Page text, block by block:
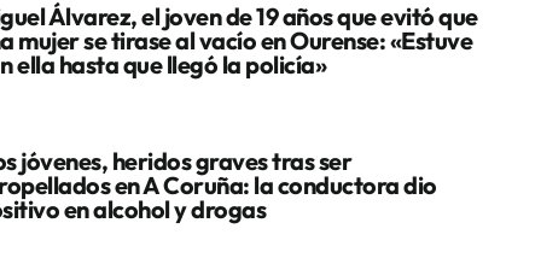
Álvarez, el joven de 19 años que evitó que
mujer se tirase al vacío en Ourense: «Estuve
ella hasta que llegó la policía»
jóvenes, heridos graves tras ser
en A Coruña: la conductora dio
en alcohol y drogas